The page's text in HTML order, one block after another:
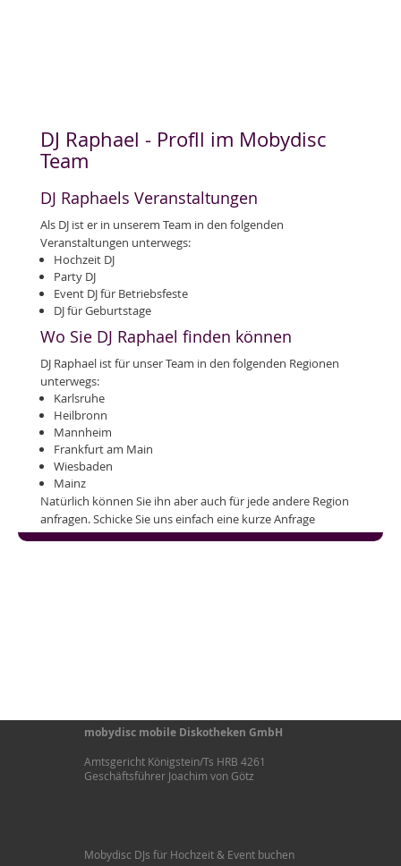
DJ Raphael - Profll im Mobydisc
Team
DJ Raphaels Veranstaltungen
Als DJ ist er in unserem Team in den folgenden
Veranstaltungen unterwegs:
Hochzeit DJ
Party DJ
Event DJ für Betriebsfeste
DJ für Geburtstage
Wo Sie DJ Raphael finden können
DJ Raphael ist für unser Team in den folgenden Regionen
unterwegs:
Karlsruhe
Heilbronn
Mannheim
Frankfurt am Main
Wiesbaden
Mainz
Natürlich können Sie ihn aber auch für jede andere Region
anfragen. Schicke Sie uns einfach eine kurze Anfrage
mobydisc mobile Diskotheken GmbH
Amtsgericht Königstein/Ts HRB 4261
Geschäftsführer Joachim von Götz
Mobydisc DJs für Hochzeit & Event buchen